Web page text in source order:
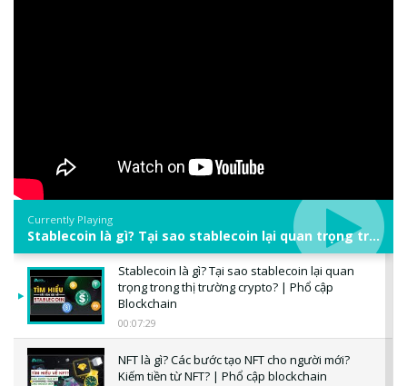
Currently Playing
Stablecoin là gì? Tại sao stablecoin lại quan trọng trong thị trường crypto? | Phổ cập Blockchain
Stablecoin là gì? Tại sao stablecoin lại quan
trọng trong thị trường crypto? | Phổ cập
Blockchain
00:07:29
NFT là gì? Các bước tạo NFT cho người mới?
Kiếm tiền từ NFT? | Phổ cập blockchain